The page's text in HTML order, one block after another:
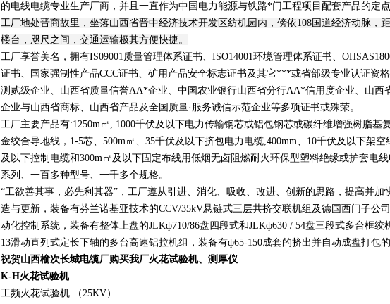
的电线电缆专业生产厂商，并且一直作为中国电力能源与铁路*门工程项目配套产品的定点
工厂地处晋商故里 ，坐落山西省晋中经济技术开发区纺机园内，傍依108国道经济动脉，
楼台，咫尺之间，交通运输极其方便快捷。
工厂享誉美名，拥有IS09001质量管理体系证书、ISO14001环境管理体系证书、
证书、国家强制性产品CCC证书、矿用产品安全标志证书及其它***或省部级专业认证资
测贰级企业、山西省质量信誉AA*企业、中国农业银行山西省分行AA*信用度企业、山西
企业与山西省商标、山西省产品及全国质量·服务诚信示范企业等多项证书或殊荣。
工厂主要产品有:1250m㎡, 1000千伏及以下电力传输钢芯或铝包钢芯或碳纤维增强树脂基
金绞合导地线，1-5芯、500m㎡、35千伏及以下挤包电力电缆,400mm、10千伏及以下架空
及以下控制电缆和300m㎡及以下固定布线用低烟无卤阻燃耐火环保型塑料绝缘或护套电
系列、一百多种型号、一千多个规格。
“工欲善其事，必先利其器”，工厂遵从引进、消化、吸收、改进、创新的思路，提高并加
造与更新，装备有芬兰诺基亚技术的CCV/35kV悬链式三层共挤交联机组及德国西门子公
动化控制系统，装备有整体上盘的JLKф710/86盘四段式和JLKф630 / 54盘三段式多台框绞
13滑动直列式定长下轴的多台高速铝拉机组，装备有ф65-150成套的挤出并自动成盘打包
祝贺山西榆次长城电缆厂购买我厂火花试验机、测厚仪
K-H火花试验机
工频火花试验机 （25KV）